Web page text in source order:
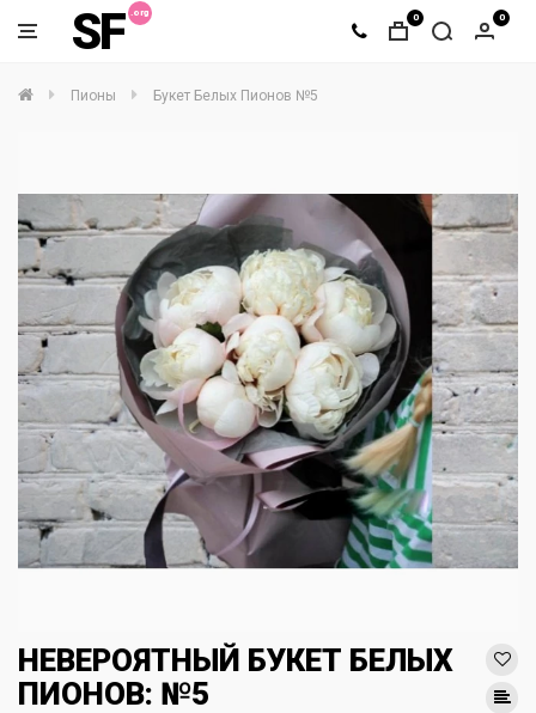
SF 0 0
Пионы Букет Белых Пионов №5
НЕВЕРОЯТНЫЙ БУКЕТ БЕЛЫХ
ПИОНОВ: №5